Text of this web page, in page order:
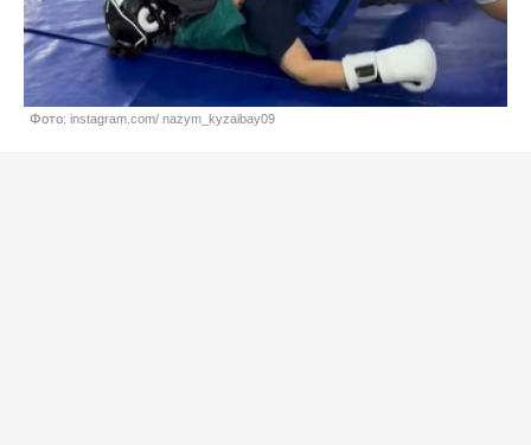
Фото: instagram.com/ nazym_kyzaibay09